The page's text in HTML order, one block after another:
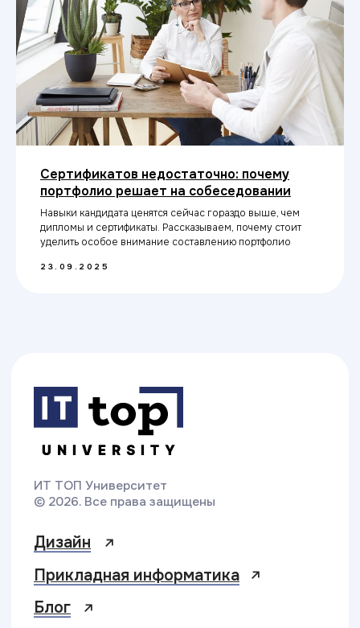
Сертификатов недостаточно: почему
портфолио решает на собеседовании
Навыки кандидата ценятся сейчас гораздо выше, чем
дипломы и сертификаты. Рассказываем, почему стоит
уделить особое внимание составлению портфолио
23.09.2025
Приемная комиссия:
+7 (383) 285-01-85
nsk@top-academy.ru
с 10:00 до 20:00 ежедневно
Политика конфиденциальности
Московский Международный Университет
Информационных Технологий “Академия